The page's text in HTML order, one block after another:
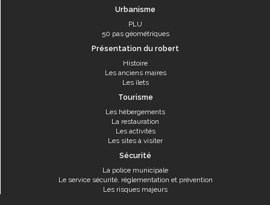
Urbanisme
PLU
50 pas géométriques
Présentation du robert
Histoire
Les anciens maires
Les îlets
Tourisme
Les hébergements
La restauration
Les activités
Les sites à visiter
Sécurité
La police municipale
Le service sécurité, réglementation et prévention
Les risques majeurs